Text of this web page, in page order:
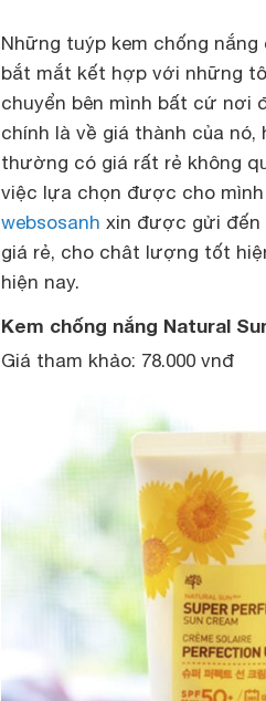
Những tuýp kem chống
bắt mắt kết hợp với những
chuyển bên mình bất cứ nơi
chính là về giá thành của
thường có giá rất rẻ không
việc lựa chọn được cho
websosanh xin được gửi đến
giá rẻ, cho chât lượng tốt
hiện nay.
Kem chống nắng Natural
Giá tham khảo: 78.000 vnđ